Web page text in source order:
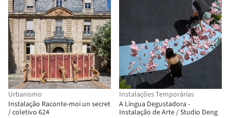
Urbanismo
Instalação Raconte-moi un secret
/ coletivo 624
Instalações Temporárias
A Língua Degustadora -
Instalação de Arte / Studio Deng